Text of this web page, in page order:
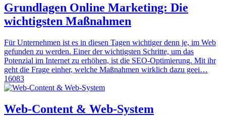
Grundlagen Online Marketing: Die
wichtigsten Maßnahmen
Für Unternehmen ist es in diesen Tagen wichtiger denn je, im Web
gefunden zu werden. Einer der wichtigsten Schritte, um das
Potenzial im Internet zu erhöhen, ist die SEO-Optimierung. Mit ihr
geht die Frage einher, welche Maßnahmen wirklich dazu geei…
16083
Web-Content & Web-System